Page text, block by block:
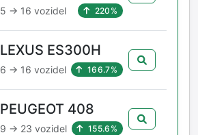
5 → 16 vozidel 220%
LEXUS ES300H
6 → 16 vozidel 166.7%
PEUGEOT 408
9 → 23 vozidel 155.6%